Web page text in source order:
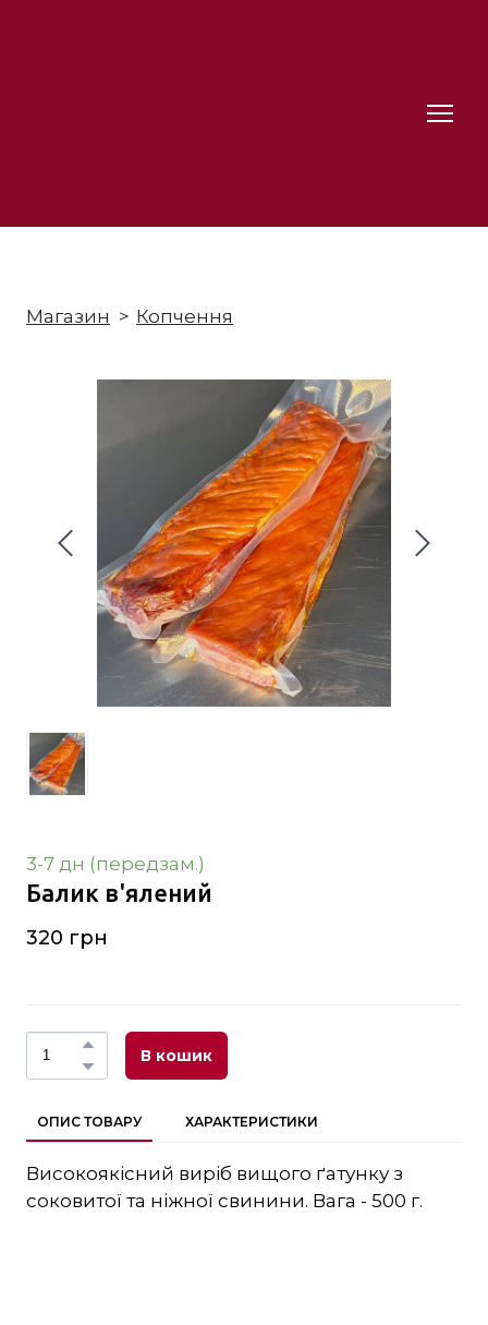
Магазин Копчення
3-7 дн (передзам.)
Балик в'ялений
320 грн
В кошик
ОПИС ТОВАРУ ХАРАКТЕРИСТИКИ
Високоякісний виріб вищого ґатунку з
соковитої та ніжної свинини. Вага - 500 г.